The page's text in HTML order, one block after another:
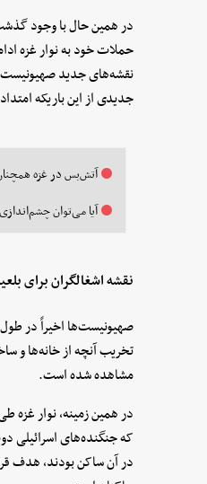
در همین حال با وجود
حملات خود به نوار غزه
نقشه‌های جدید
جدیدی از این باریکه
آتش‌بس در غزه
آیا می‌توان
نقشه اشغالگران برای
صهیونیست‌ها اخیراً در
مشاهده شده است.
در همین زمینه، نوار غزه
که جنگنده‌های اسرائیلی
در آن ساکن بودند، هدف